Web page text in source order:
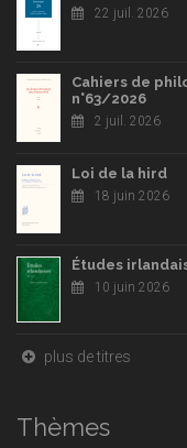
22 juil. 2026
Cahiers de
n°63/2026
2 juil. 2026
Loi de la hird
18 juin 2026
Études
10 juin 2026
plus de titres
Thèmes